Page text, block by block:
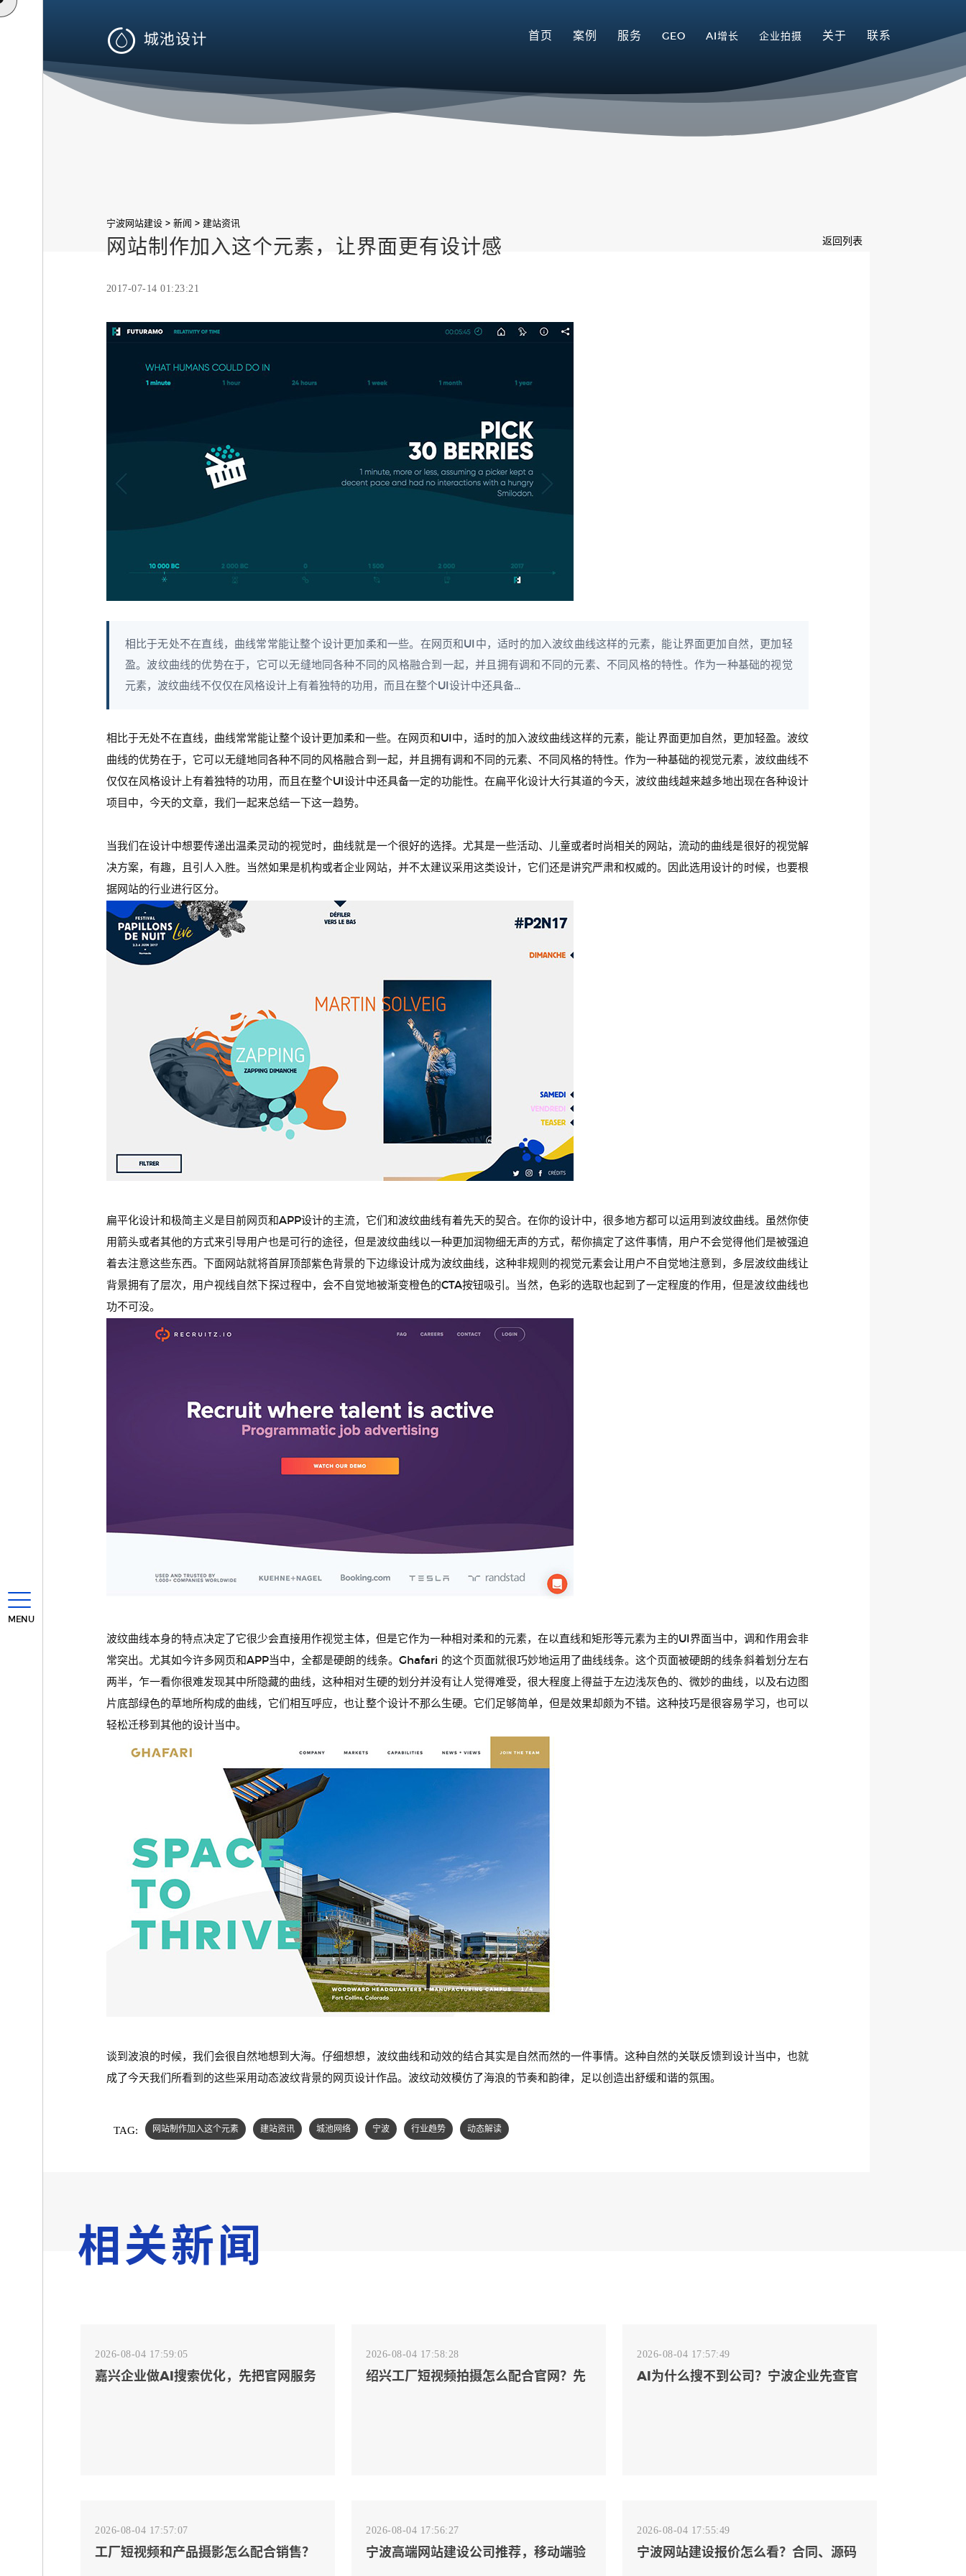
MENU
 首页 案例 服务 GEO AI增长 企业拍摄 关于 联系
宁波网站建设> 新闻 > 建站资讯
返回列表
网站制作加入这个元素，让界面更有设计感
2017-07-14 01:23:21
相比于无处不在直线，曲线常常能让整个设计更加柔和一些。在网页和UI中，适时的加入波纹曲线这样的元素，能让界面更加自然，更加轻
盈。波纹曲线的优势在于，它可以无缝地同各种不同的风格融合到一起，并且拥有调和不同的元素、不同风格的特性。作为一种基础的视觉
元素，波纹曲线不仅仅在风格设计上有着独特的功用，而且在整个UI设计中还具备...
相比于无处不在直线，曲线常常能让整个设计更加柔和一些。在网页和UI中，适时的加入波纹曲线这样的元素，能让界面更加自然，更加轻盈。波纹
曲线的优势在于，它可以无缝地同各种不同的风格融合到一起，并且拥有调和不同的元素、不同风格的特性。作为一种基础的视觉元素，波纹曲线不
仅仅在风格设计上有着独特的功用，而且在整个UI设计中还具备一定的功能性。在扁平化设计大行其道的今天，波纹曲线越来越多地出现在各种设计
项目中，今天的文章，我们一起来总结一下这一趋势。
当我们在设计中想要传递出温柔灵动的视觉时，曲线就是一个很好的选择。尤其是一些活动、儿童或者时尚相关的网站，流动的曲线是很好的视觉解
决方案，有趣，且引人入胜。当然如果是机构或者企业网站，并不太建议采用这类设计，它们还是讲究严肃和权威的。因此选用设计的时候，也要根
据网站的行业进行区分。
扁平化设计和极简主义是目前网页和APP设计的主流，它们和波纹曲线有着先天的契合。在你的设计中，很多地方都可以运用到波纹曲线。虽然你使
用箭头或者其他的方式来引导用户也是可行的途径，但是波纹曲线以一种更加润物细无声的方式，帮你搞定了这件事情，用户不会觉得他们是被强迫
着去注意这些东西。下面网站就将首屏顶部紫色背景的下边缘设计成为波纹曲线，这种非规则的视觉元素会让用户不自觉地注意到，多层波纹曲线让
背景拥有了层次，用户视线自然下探过程中，会不自觉地被渐变橙色的CTA按钮吸引。当然，色彩的选取也起到了一定程度的作用，但是波纹曲线也
功不可没。
波纹曲线本身的特点决定了它很少会直接用作视觉主体，但是它作为一种相对柔和的元素，在以直线和矩形等元素为主的UI界面当中，调和作用会非
常突出。尤其如今许多网页和APP当中，全都是硬朗的线条。Ghafari 的这个页面就很巧妙地运用了曲线线条。这个页面被硬朗的线条斜着划分左右
两半，乍一看你很难发现其中所隐藏的曲线，这种相对生硬的划分并没有让人觉得难受，很大程度上得益于左边浅灰色的、微妙的曲线，以及右边图
片底部绿色的草地所构成的曲线，它们相互呼应，也让整个设计不那么生硬。它们足够简单，但是效果却颇为不错。这种技巧是很容易学习，也可以
轻松迁移到其他的设计当中。
谈到波浪的时候，我们会很自然地想到大海。仔细想想，波纹曲线和动效的结合其实是自然而然的一件事情。这种自然的关联反馈到设计当中，也就
成了今天我们所看到的这些采用动态波纹背景的网页设计作品。波纹动效模仿了海浪的节奏和韵律，足以创造出舒缓和谐的氛围。
TAG: 网站制作加入这个元素 建站资讯 城池网络 宁波 行业趋势 动态解读
相关新闻
2026-08-04 17:59:05
嘉兴企业做AI搜索优化，先把官网服务
2026-08-04 17:58:28
绍兴工厂短视频拍摄怎么配合官网？先
2026-08-04 17:57:49
AI为什么搜不到公司？宁波企业先查官
2026-08-04 17:57:07
工厂短视频和产品摄影怎么配合销售？
2026-08-04 17:56:27
宁波高端网站建设公司推荐，移动端验
2026-08-04 17:55:49
宁波网站建设报价怎么看？合同、源码